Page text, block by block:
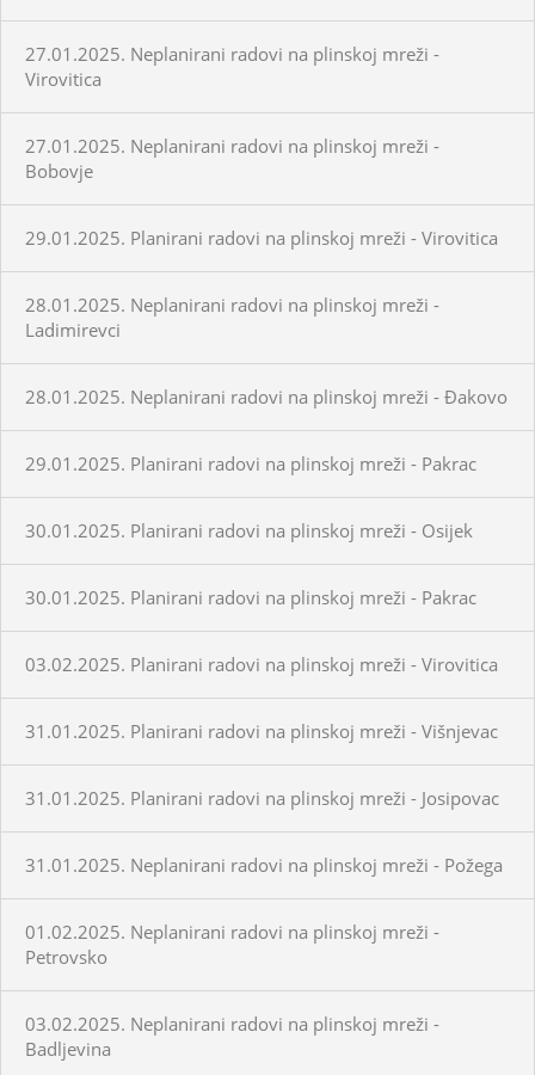
27.01.2025. Neplanirani radovi na plinskoj mreži -
Virovitica
27.01.2025. Neplanirani radovi na plinskoj mreži -
Bobovje
29.01.2025. Planirani radovi na plinskoj mreži - Virovitica
28.01.2025. Neplanirani radovi na plinskoj mreži -
Ladimirevci
28.01.2025. Neplanirani radovi na plinskoj mreži - Đakovo
29.01.2025. Planirani radovi na plinskoj mreži - Pakrac
30.01.2025. Planirani radovi na plinskoj mreži - Osijek
30.01.2025. Planirani radovi na plinskoj mreži - Pakrac
03.02.2025. Planirani radovi na plinskoj mreži - Virovitica
31.01.2025. Planirani radovi na plinskoj mreži - Višnjevac
31.01.2025. Planirani radovi na plinskoj mreži - Josipovac
31.01.2025. Neplanirani radovi na plinskoj mreži - Požega
01.02.2025. Neplanirani radovi na plinskoj mreži -
Petrovsko
03.02.2025. Neplanirani radovi na plinskoj mreži -
Badljevina